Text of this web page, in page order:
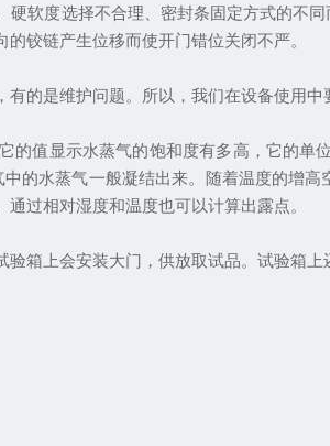
软度选择不合理、密封条固定方式的不
铰链产生位移而使开门错位关闭不严。
的是维护问题。所以，我们在设备使用
的值显示水蒸气的饱和度有多高，它的
的水蒸气一般凝结出来。随着温度的增
过相对湿度和温度也可以计算出露点。
上会安装大门，供放取试品。试验箱上